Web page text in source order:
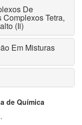
De
Tetra,
(Ii)
Em Misturas
de Química